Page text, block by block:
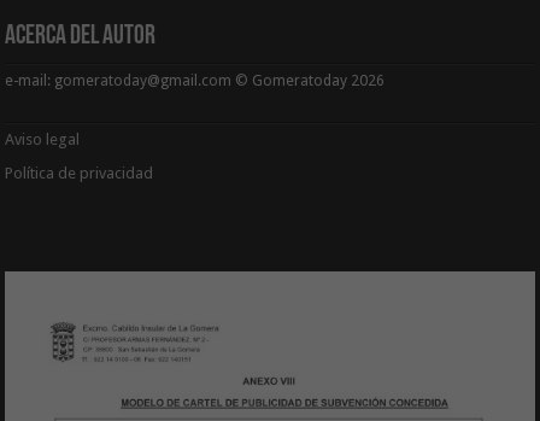
Acerca del Autor
e-mail: gomeratoday@gmail.com © Gomeratoday 2026
Aviso legal
Política de privacidad